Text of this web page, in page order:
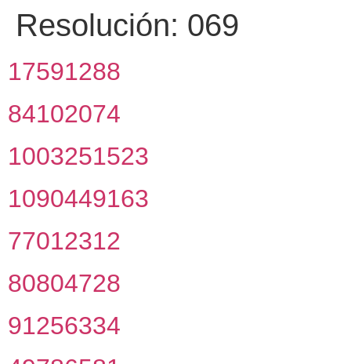
Resolución: 069
17591288
84102074
1003251523
1090449163
77012312
80804728
91256334